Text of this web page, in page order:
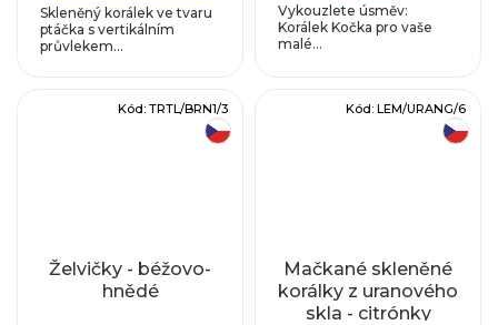
Skleněný korálek ve tvaru
ptáčka s vertikálním
průvlekem...
Vykouzlete úsměv:
Korálek Kočka pro vaše
malé...
Želvičky - béžovo-
hnědé
Kód: TRTL/BRN1/3
Mačkané skleněné
korálky z uranového
skla - citrónky
Kód: LEM/URANG/6